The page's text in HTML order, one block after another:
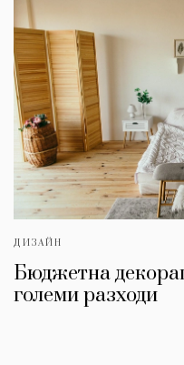
ДИЗАЙН
Бюджетна
големи разходи